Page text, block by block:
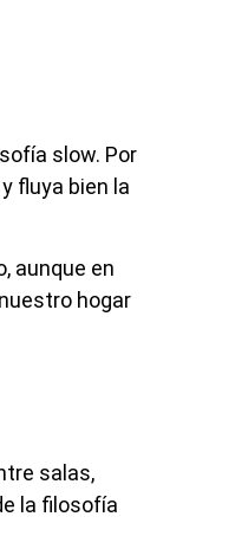
slow. Por
fluya bien la
aunque en
hogar
salas,
la filosofía